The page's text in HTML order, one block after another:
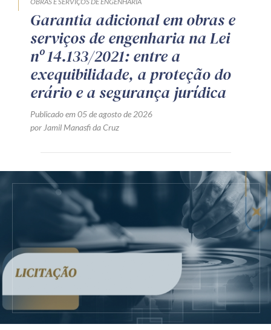
Garantia adicional em obras e
serviços de engenharia na Lei
nº 14.133/2021: entre a
exequibilidade, a proteção do
erário e a segurança jurídica
Publicado em 05 de agosto de 2026
por Jamil Manasfi da Cruz